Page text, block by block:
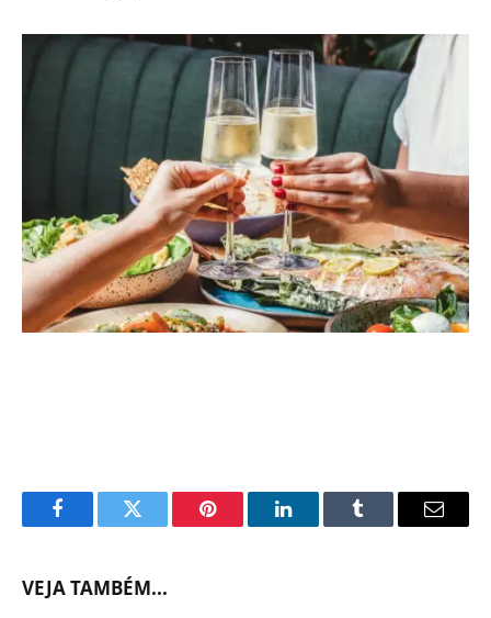
FacebookTwitter Pinterest LinkedInTumblr Email
VEJA TAMBÉM...